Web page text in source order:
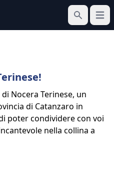
Cerca
Apri
Nocera Terinese, un
di Catanzaro in
poter condividere con voi
nella collina a